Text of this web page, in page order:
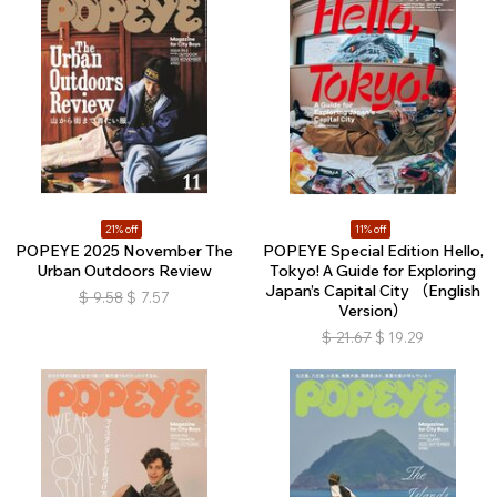
21% off
POPEYE 2025 November The
Urban Outdoors Review
$ 9.58 $ 7.57
11% off
POPEYE Special Edition Hello,
Tokyo! A Guide for Exploring
Japan’s Capital City （English
Version）
$ 21.67 $ 19.29